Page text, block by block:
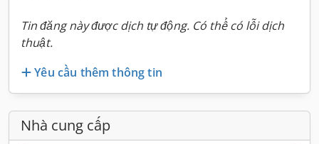
Tin đăng này được dịch tự động. Có thể có lỗi dịch
thuật.
Yêu cầu thêm thông tin
Nhà cung cấp